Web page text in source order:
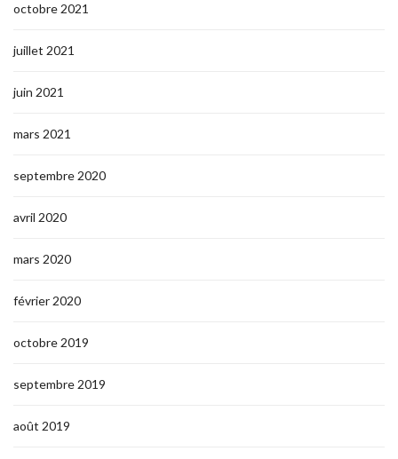
octobre 2021
juillet 2021
juin 2021
mars 2021
septembre 2020
avril 2020
mars 2020
février 2020
octobre 2019
septembre 2019
août 2019